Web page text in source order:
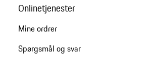
Onlinetjenester
Mine ordrer
Spørgsmål og svar